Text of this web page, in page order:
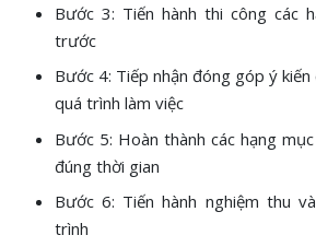
Bước 3: Tiến hành thi công các
trước
Bước 4: Tiếp nhận đóng góp ý
quá trình làm việc
Bước 5: Hoàn thành các hạng
đúng thời gian
Bước 6: Tiến hành nghiệm thu
trình